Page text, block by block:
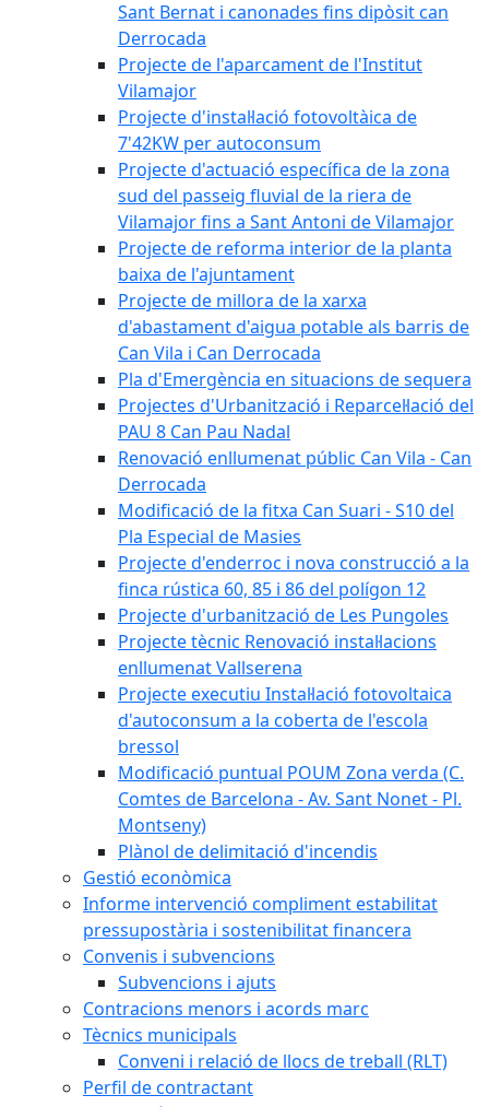
Sant Bernat i canonades fins dipòsit can
Derrocada
Projecte de l'aparcament de l'Institut
Vilamajor
Projecte d'instal·lació fotovoltàica de
7'42KW per autoconsum
Projecte d'actuació específica de la zona
sud del passeig fluvial de la riera de
Vilamajor fins a Sant Antoni de Vilamajor
Projecte de reforma interior de la planta
baixa de l'ajuntament
Projecte de millora de la xarxa
d'abastament d'aigua potable als barris de
Can Vila i Can Derrocada
Pla d'Emergència en situacions de sequera
Projectes d'Urbanització i Reparcel·lació del
PAU 8 Can Pau Nadal
Renovació enllumenat públic Can Vila - Can
Derrocada
Modificació de la fitxa Can Suari - S10 del
Pla Especial de Masies
Projecte d'enderroc i nova construcció a la
finca rústica 60, 85 i 86 del polígon 12
Projecte d'urbanització de Les Pungoles
Projecte tècnic Renovació instal·lacions
enllumenat Vallserena
Projecte executiu Instal·lació fotovoltaica
d'autoconsum a la coberta de l'escola
bressol
Modificació puntual POUM Zona verda (C.
Comtes de Barcelona - Av. Sant Nonet - Pl.
Montseny)
Plànol de delimitació d'incendis
Gestió econòmica
Informe intervenció compliment estabilitat
pressupostària i sostenibilitat financera
Convenis i subvencions
Subvencions i ajuts
Contracions menors i acords marc
Tècnics municipals
Conveni i relació de llocs de treball (RLT)
Perfil de contractant